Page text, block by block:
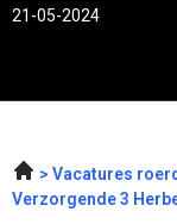
21-05-2024
Vacatures
Verzorgende 3